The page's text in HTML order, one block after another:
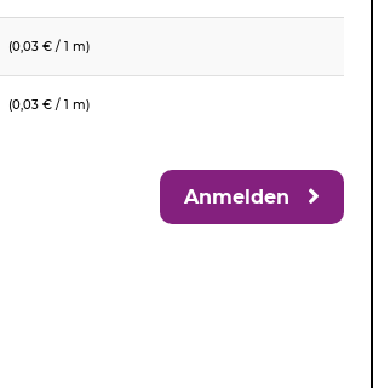
(0,03 € / 1 m)
(0,03 € / 1 m)
Anmelden